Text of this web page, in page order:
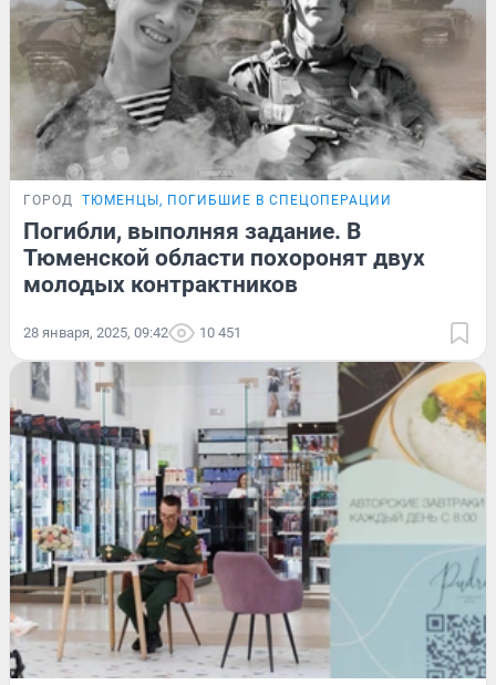
ГОРОД ТЮМЕНЦЫ, ПОГИБШИЕ В СПЕЦОПЕРАЦИИ
Погибли, выполняя задание. В
Тюменской области похоронят двух
молодых контрактников
28 января, 2025, 09:42 10 451